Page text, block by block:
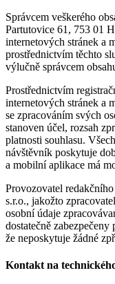
Správcem veškerého
Partutovice 61, 753 01
internetových stránek a
prostřednictvím těchto
výlučně správcem
Prostřednictvím
internetových stránek a
se zpracováním svých
stanoven účel, rozsah
platnosti souhlasu.
návštěvník poskytuje
a mobilní aplikace má
Provozovatel
s.r.o., jakožto
osobní údaje
dostatečně
že neposkytuje žádné
Kontakt na